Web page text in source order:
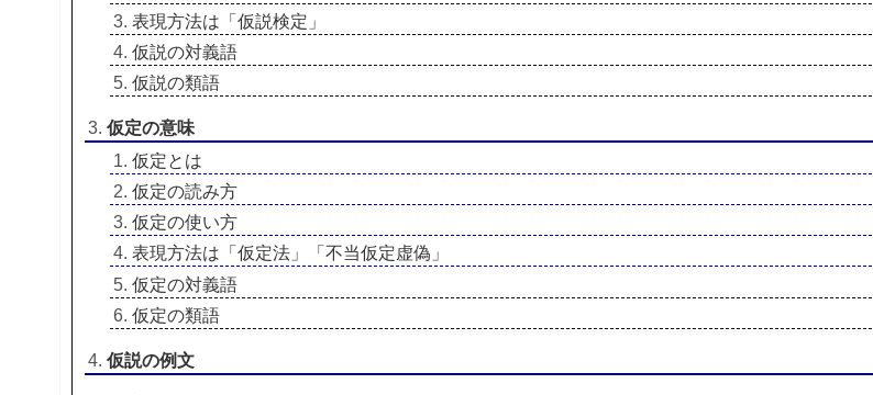
表現方法は「仮説検定」
仮説の対義語
仮説の類語
仮定の意味
仮定とは
仮定の読み方
仮定の使い方
表現方法は「仮定法」「不当仮定虚偽」
仮定の対義語
仮定の類語
仮説の例文